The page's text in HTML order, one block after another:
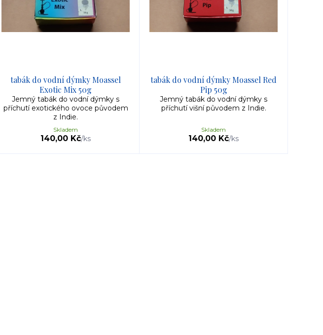
tabák do vodní dýmky Moassel
Exotic Mix 50g
Jemný tabák do vodní dýmky s
příchutí exotického ovoce původem
z Indie.
140,00 Kč/ks
Skladem
tabák do vodní dýmky Moassel Red
Pip 50g
Jemný tabák do vodní dýmky s
příchutí višní původem z Indie.
140,00 Kč/ks
Skladem